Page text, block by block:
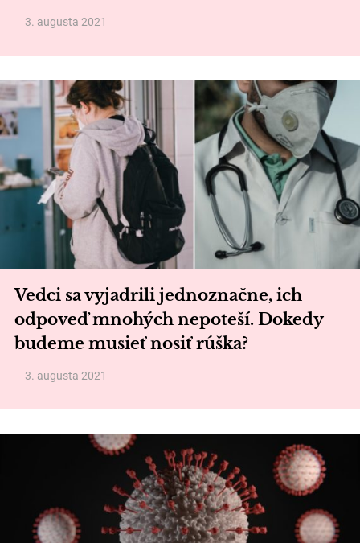
3. augusta 2021
Vedci sa vyjadrili jednoznačne, ich
odpoveď mnohých nepoteší. Dokedy
budeme musieť nosiť rúška?
3. augusta 2021